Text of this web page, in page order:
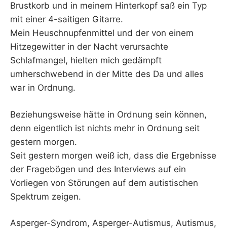
Brustkorb und in meinem Hinterkopf saß ein Typ
mit einer 4-saitigen Gitarre.
Mein Heuschnupfenmittel und der von einem
Hitzegewitter in der Nacht verursachte
Schlafmangel, hielten mich gedämpft
umherschwebend in der Mitte des Da und alles
war in Ordnung.
Beziehungsweise hätte in Ordnung sein können,
denn eigentlich ist nichts mehr in Ordnung seit
gestern morgen.
Seit gestern morgen weiß ich, dass die Ergebnisse
der Fragebögen und des Interviews auf ein
Vorliegen von Störungen auf dem autistischen
Spektrum zeigen.
Asperger-Syndrom, Asperger-Autismus, Autismus,